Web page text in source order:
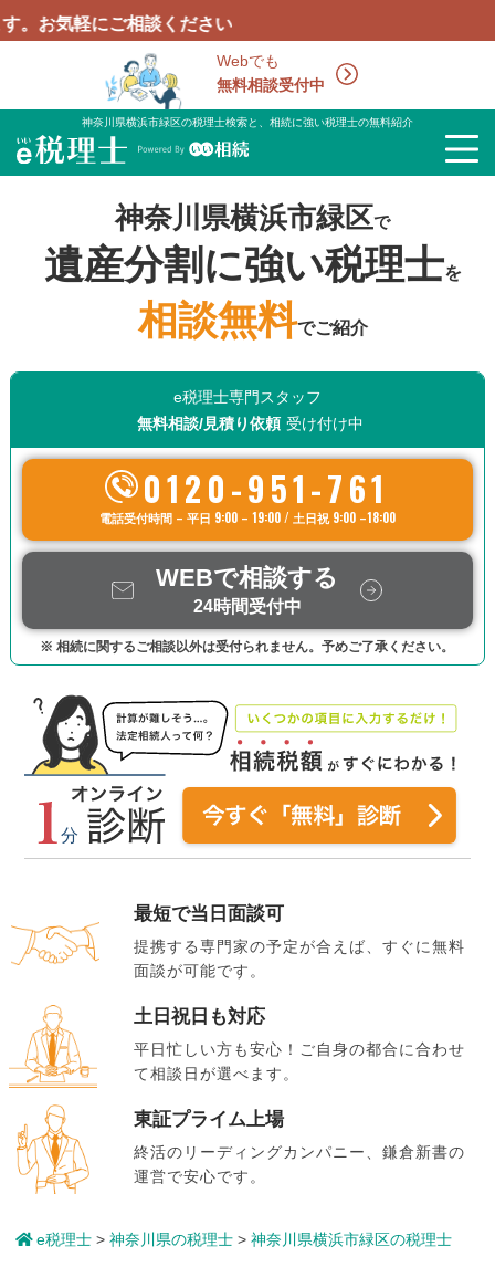
Webでも
無料相談受付中
相談ください
神奈川県横浜市緑区の税理士検索と、相続に強い税理士の無料紹介
神奈川県横浜市緑区で
遺産分割に強い税理士を
相談無料でご紹介
e税理士専門スタッフ
無料相談/見積り依頼 受け付け中
0120-951-761
電話受付時間 – 平日 9:00 – 19:00 / 土日祝 9:00 –18:00
WEBで相談する
24時間受付中
※ 相続に関するご相談以外は受付られません。予めご了承ください。
最短で当日面談可
提携する専門家の予定が合えば、すぐに無料
面談が可能です。
土日祝日も対応
平日忙しい方も安心！ご自身の都合に合わせ
て相談日が選べます。
東証プライム上場
終活のリーディングカンパニー、鎌倉新書の
運営で安心です。
e税理士> 神奈川県の税理士> 神奈川県横浜市緑区の税理士